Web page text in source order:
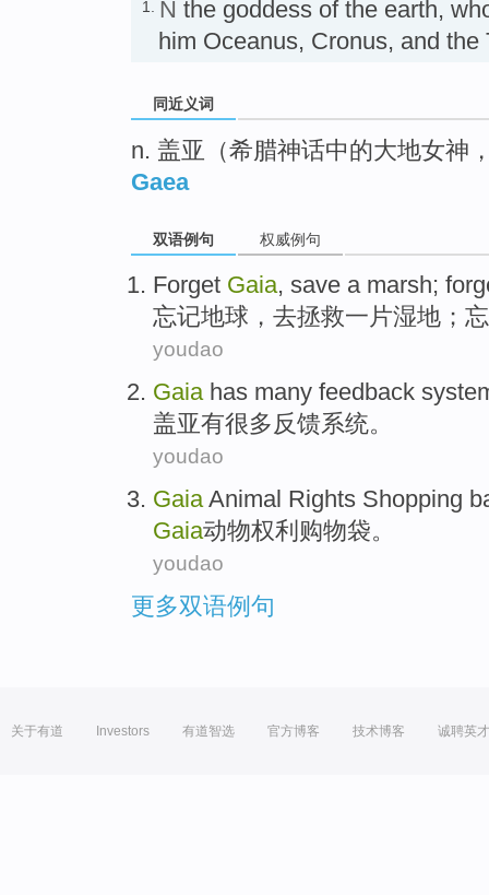
1. N the goddess of the earth,
him Oceanus, Cronus, and
同近义词
n. 盖亚（希腊神话中的大地女神
Gaea
双语例句 权威例句
Forget Gaia, save a marsh;
忘记地球 ，去拯救一片湿地 ；
youdao
Gaia has many feedback
盖亚有很多反馈系统。
youdao
Gaia Animal Rights Shopping
Gaia动物权利 购物袋。
youdao
更多双语例句
关于有道 Investors 有道智选 官方博客 技术博客 诚聘英才